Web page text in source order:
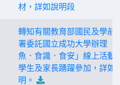
材，詳如說明段
轉知有關教育部國民及學前
署委託國立成功大學辦理「
魚．食識．食安」線上活動
學生及家長踴躍參加，詳如
明。